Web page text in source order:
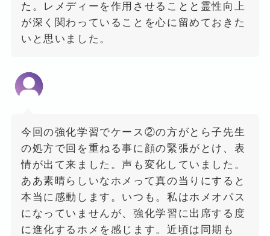
た。レメディーを作用させることと霊性向上
が深く関わっていることを心に留めておきた
いと思いました。
今回の強化学習でケース②の方がとら子先生
の処方で回を重ねる事に顔の緊張がとけ、表
情が出て来ました。声も変化していました。
ああ素晴らしいなホメって真の当りにすると
本当に感動します。いつも。私はホメオパス
になっていませんが、強化学習に出席する度
に進化するホメを感じます。近頃は同期も